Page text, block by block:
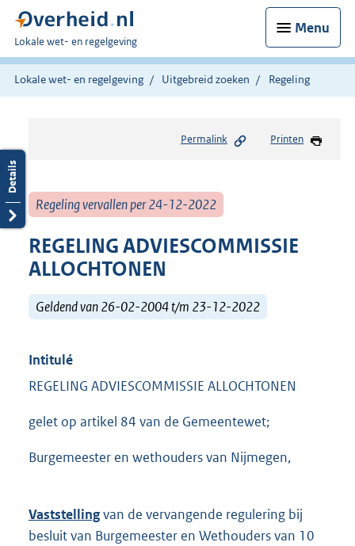
Menu
U
bent
hier:
Lokale wet- en regelgeving
Lokale wet- en regelgeving Uitgebreid zoeken Regeling
Permalink Printen
Regeling vervallen per 24-12-2022
REGELING ADVIESCOMMISSIE
ALLOCHTONEN
Geldend van 26-02-2004 t/m 23-12-2022
Intitulé
REGELING ADVIESCOMMISSIE ALLOCHTONEN
gelet op artikel 84 van de Gemeentewet;
Burgemeester en wethouders van Nijmegen,
Vaststellingvan de vervangende regulering bij
besluit van Burgemeester en Wethouders van 10